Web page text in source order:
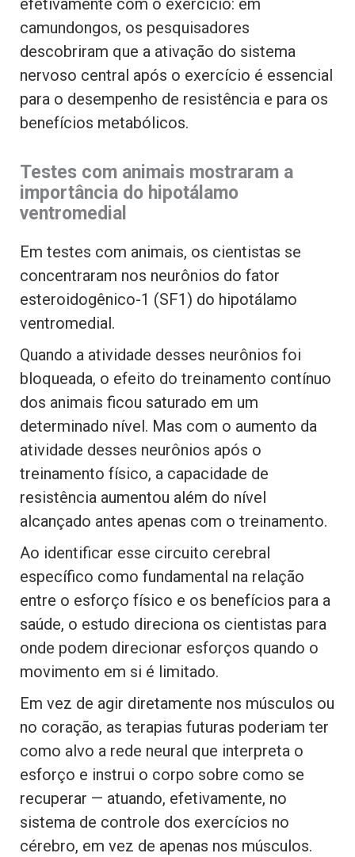
efetivamente com o exercício: em
camundongos, os pesquisadores
descobriram que a ativação do sistema
nervoso central após o exercício é essencial
para o desempenho de resistência e para os
benefícios metabólicos.
Testes com animais mostraram a
importância do hipotálamo
ventromedial
Em testes com animais, os cientistas se
concentraram nos neurônios do fator
esteroidogênico-1 (SF1) do hipotálamo
ventromedial.
Quando a atividade desses neurônios foi
bloqueada, o efeito do treinamento contínuo
dos animais ficou saturado em um
determinado nível. Mas com o aumento da
atividade desses neurônios após o
treinamento físico, a capacidade de
resistência aumentou além do nível
alcançado antes apenas com o treinamento.
Ao identificar esse circuito cerebral
específico como fundamental na relação
entre o esforço físico e os benefícios para a
saúde, o estudo direciona os cientistas para
onde podem direcionar esforços quando o
movimento em si é limitado.
Em vez de agir diretamente nos músculos ou
no coração, as terapias futuras poderiam ter
como alvo a rede neural que interpreta o
esforço e instrui o corpo sobre como se
recuperar — atuando, efetivamente, no
sistema de controle dos exercícios no
cérebro, em vez de apenas nos músculos.